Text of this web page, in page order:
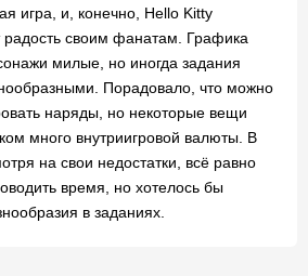
игра, и, конечно, Hello Kitty
радость своим фанатам. Графика
милые, но иногда задания
Порадовало, что можно
наряды, но некоторые вещи
много внутриигровой валюты. В
на свои недостатки, всё равно
время, но хотелось бы
в заданиях.